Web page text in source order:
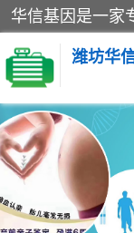
潍坊华
亲子鉴定
隐私亲子鉴定